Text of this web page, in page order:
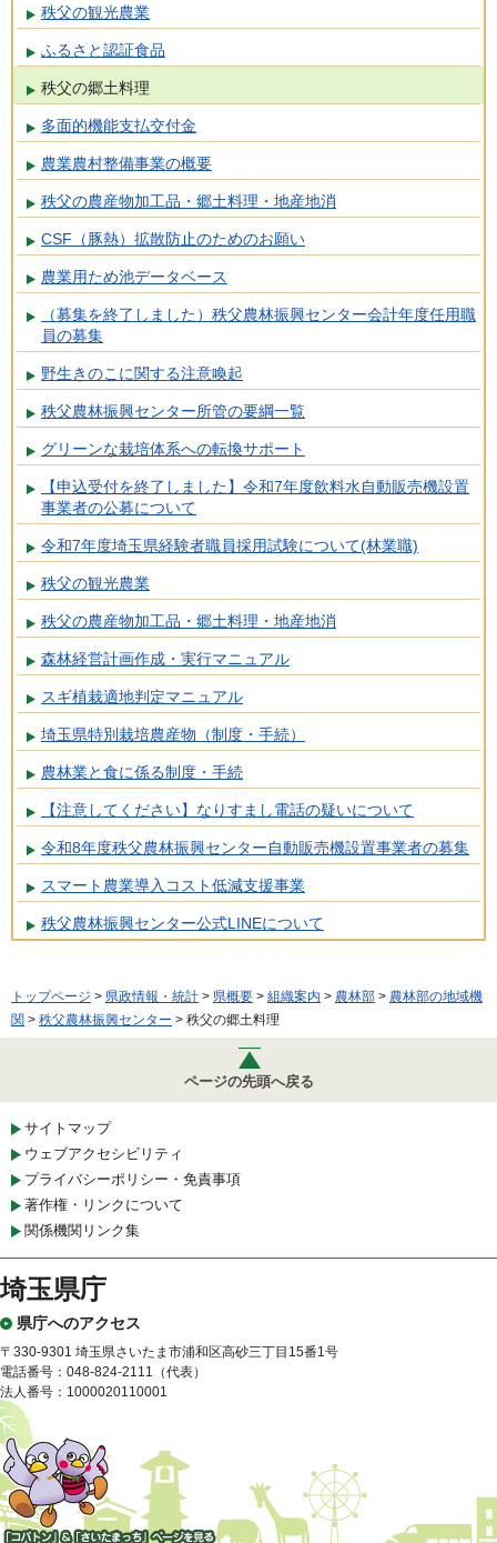
秩父の観光農業
ふるさと認証食品
秩父の郷土料理
多面的機能支払交付金
農業農村整備事業の概要
秩父の農産物加工品・郷土料理・地産地消
CSF（豚熱）拡散防止のためのお願い
農業用ため池データベース
（募集を終了しました）秩父農林振興センター会計年度任用職
員の募集
野生きのこに関する注意喚起
秩父農林振興センター所管の要綱一覧
グリーンな栽培体系への転換サポート
【申込受付を終了しました】令和7年度飲料水自動販売機設置
事業者の公募について
令和7年度埼玉県経験者職員採用試験について(林業職)
秩父の観光農業
秩父の農産物加工品・郷土料理・地産地消
森林経営計画作成・実行マニュアル
スギ植栽適地判定マニュアル
埼玉県特別栽培農産物（制度・手続）
農林業と食に係る制度・手続
【注意してください】なりすまし電話の疑いについて
令和8年度秩父農林振興センター自動販売機設置事業者の募集
スマート農業導入コスト低減支援事業
秩父農林振興センター公式LINEについて
トップページ > 県政情報・統計 > 県概要 > 組織案内 > 農林部 > 農林部の地域機
関 > 秩父農林振興センター > 秩父の郷土料理
ページの先頭へ戻る
サイトマップ
ウェブアクセシビリティ
プライバシーポリシー・免責事項
著作権・リンクについて
関係機関リンク集
埼玉県庁
県庁へのアクセス
〒330-9301 埼玉県さいたま市浦和区高砂三丁目15番1号
電話番号：048-824-2111（代表）
法人番号：1000020110001